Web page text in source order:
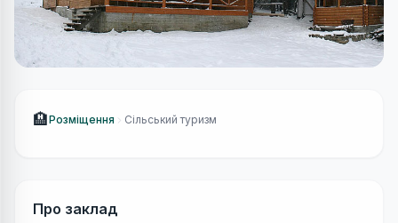
🏨Розміщення Сільський туризм
Про заклад